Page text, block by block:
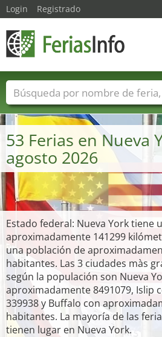
53 Ferias en Nueva
agosto 2026
Estado federal: Nueva York tiene
aproximadamente 141299
una población de
habitantes. Las 3 ciudades màs
según la populación son Nueva
aproximadamente 8491079, Islip
339938 y Buffalo con
habitantes. La mayoría de las
tienen lugar en Nueva York.
Login Registrado
Nombres de ferias Países
Sectores de ferias
Sectores de proveedor de